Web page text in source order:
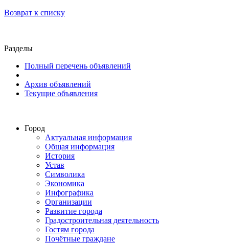
Возврат к списку
Разделы
Полный перечень объявлений
Архив объявлений
Текущие объявления
Город
Актуальная информация
Общая информация
История
Устав
Символика
Экономика
Инфографика
Организации
Развитие города
Градостроительная деятельность
Гостям города
Почётные граждане